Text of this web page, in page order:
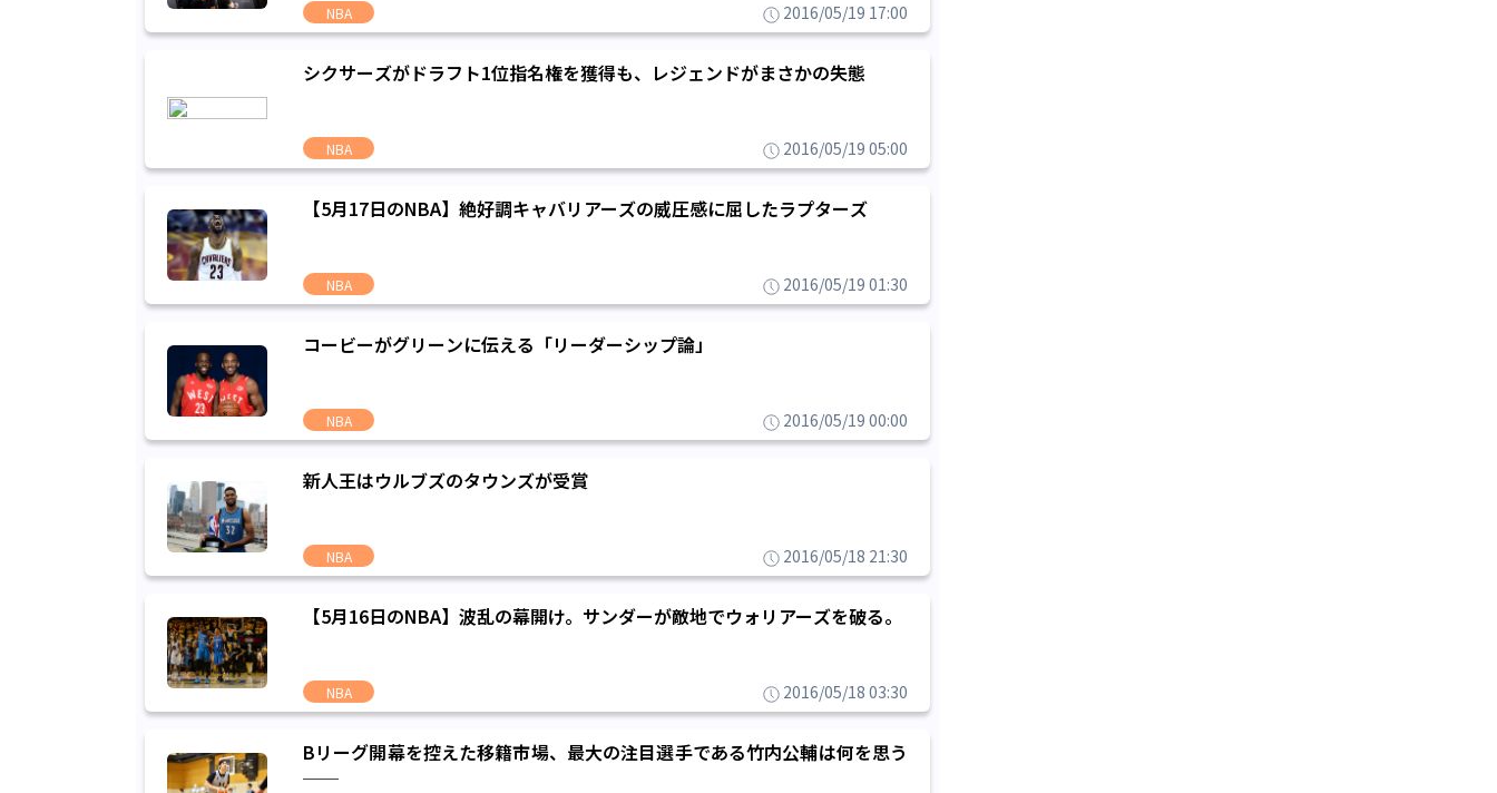
NBA 2016/05/19 17:00
シクサーズがドラフト1位指名権を獲得も、レジェンドがまさかの失態
NBA 2016/05/19 05:00
【5月17日のNBA】絶好調キャバリアーズの威圧感に屈したラプターズ
NBA 2016/05/19 01:30
コービーがグリーンに伝える「リーダーシップ論」
NBA 2016/05/19 00:00
新人王はウルブズのタウンズが受賞
NBA 2016/05/18 21:30
【5月16日のNBA】波乱の幕開け。サンダーが敵地でウォリアーズを破る。
NBA 2016/05/18 03:30
Bリーグ開幕を控えた移籍市場、最大の注目選手である竹内公輔は何を思う
──